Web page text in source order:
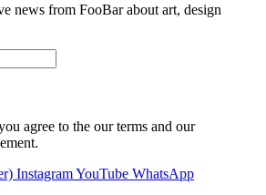
news from FooBar about art, design
agree to the our terms and our
InstagramYouTube WhatsApp